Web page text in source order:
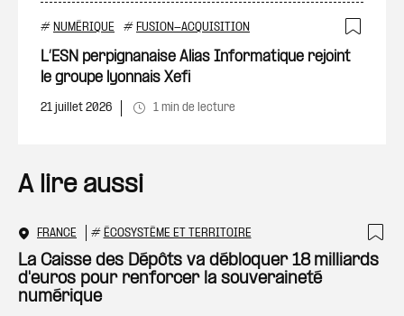
# NUMÉRIQUE # FUSION-ACQUISITION
L’ESN perpignanaise Alias Informatique rejoint
le groupe lyonnais Xefi
21 juillet 2026 1 min de lecture
A lire aussi
FRANCE # ÉCOSYSTÈME ET TERRITOIRE
La Caisse des Dépôts va débloquer 18 milliards
d'euros pour renforcer la souveraineté
numérique